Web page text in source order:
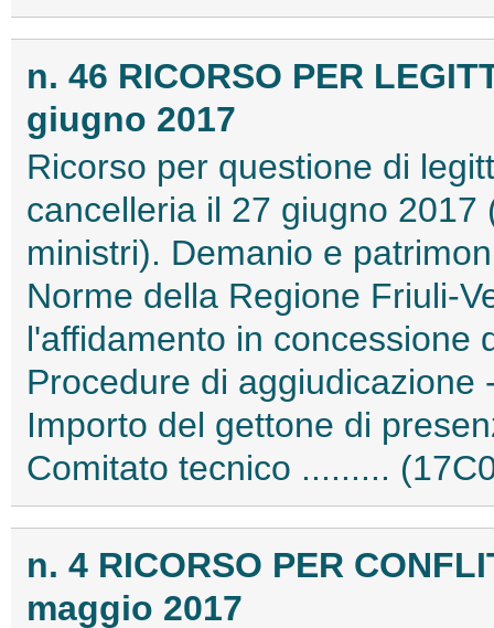
n. 46 RICORSO PER
giugno 2017
Ricorso per questione di
cancelleria il 27 giugno
ministri). Demanio e
Norme della Regione Friuli-
l'affidamento in concessione
Procedure di
Importo del gettone di
Comitato tecnico .........
n. 4 RICORSO PER
maggio 2017